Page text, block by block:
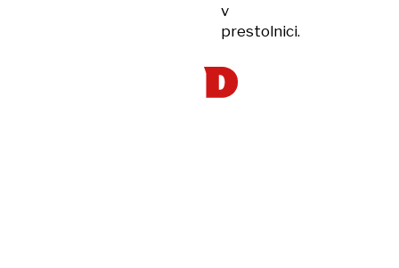
v
prestolnici.